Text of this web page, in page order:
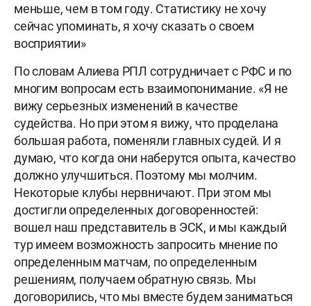
меньше, чем в том году. Статистику не хочу
сейчас упоминать, я хочу сказать о своем
восприятии»
По словам Алиева РПЛ сотрудничает с РФС и по
многим вопросам есть взаимопонимание. «Я не
вижу серьезных изменений в качестве
судейства. Но при этом я вижу, что проделана
большая работа, поменяли главных судей. И я
думаю, что когда они наберутся опыта, качество
должно улучшиться. Поэтому мы молчим.
Некоторые клубы нервничают. При этом мы
достигли определенных договоренностей:
вошел наш представитель в ЭСК, и мы каждый
тур имеем возможность запросить мнение по
определенным матчам, по определенным
решениям, получаем обратную связь. Мы
договорились, что мы вместе будем заниматься